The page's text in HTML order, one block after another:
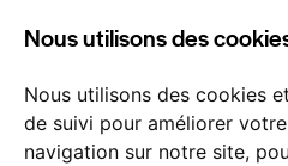
Nous utilisons des
Nous utilisons des cookies
de suivi pour améliorer
navigation sur notre site,
Foreign rights